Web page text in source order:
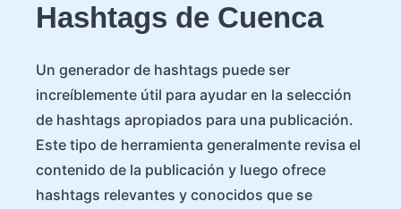
Hashtags de Cuenca
Un generador de hashtags puede ser
increíblemente útil para ayudar en la selección
de hashtags apropiados para una publicación.
Este tipo de herramienta generalmente revisa el
contenido de la publicación y luego ofrece
hashtags relevantes y conocidos que se